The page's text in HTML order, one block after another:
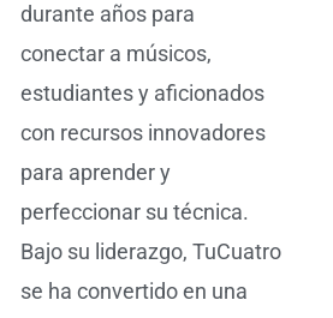
durante años para
conectar a músicos,
estudiantes y aficionados
con recursos innovadores
para aprender y
perfeccionar su técnica.
Bajo su liderazgo, TuCuatro
se ha convertido en una